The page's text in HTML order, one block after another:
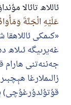
ئاللاھ تائالا
عَلَيْهِ الْجَنَّةَ
كىمكى
غەيرىيگە ئىلاھ
جەننەتنى ھارام
زالىملارغا
قۇتۇلدۇرغۇچى)